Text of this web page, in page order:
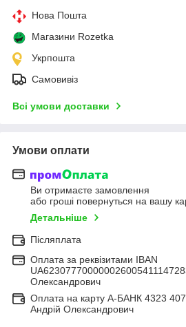
Нова Пошта
Магазини Rozetka
Укрпошта
Самовивіз
Всі умови доставки
Умови оплати
Ви отримаєте замовлення
або гроші повернуться на вашу
Детальніше
Післяплата
Оплата за реквізитами IBAN
Олександрович
Оплата на карту А-БАНК 4323
Андрій Олександрович